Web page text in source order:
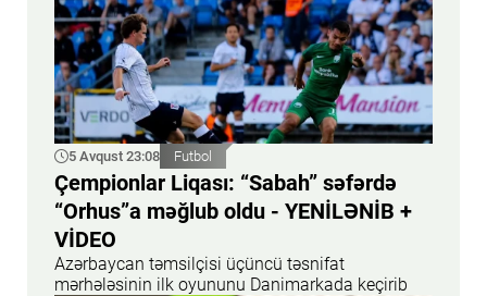
5 Avqust 23:08 Futbol
Çempionlar Liqası: “Sabah” səfərdə
“Orhus”a məğlub oldu - YENİLƏNİB +
VİDEO
Azərbaycan təmsilçisi üçüncü təsnifat
mərhələsinin ilk oyununu Danimarkada keçirib